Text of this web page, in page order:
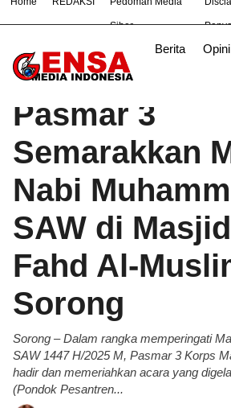
Siber
Berita Opini
# Bandung Bekasi Hukum
Beranda/Berita
Pasmar 3
Semarakkan
Nabi
SAW di
Fahd Al-
Sorong
Sorong – Dalam rangka memperingati
SAW 1447 H/2025 M, Pasmar 3 Korps
hadir dan memeriahkan acara yang
(Pondok Pesantren...